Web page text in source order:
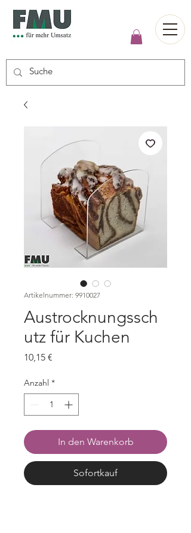
Artikelnummer: 9910027
Austrocknungssch
utz für Kuchen
10,15 €
Anzahl *
In den Warenkorb
Sofortkauf